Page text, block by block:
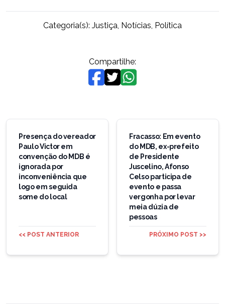
Categoria(s): Justiça, Notícias, Política
Compartilhe:
Navegação
Post
Presença do vereador
Paulo Victor em
convenção do MDB é
ignorada por
inconveniência que
logo em seguida
some do local
<< POST ANTERIOR
Fracasso: Em evento
do MDB, ex-prefeito
de Presidente
Juscelino, Afonso
Celso participa de
evento e passa
vergonha por levar
meia dúzia de
pessoas
PRÓXIMO POST >>